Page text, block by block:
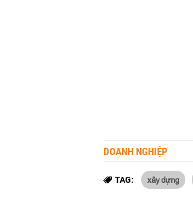
DOANH NGHIỆP
TAG: xây dựng